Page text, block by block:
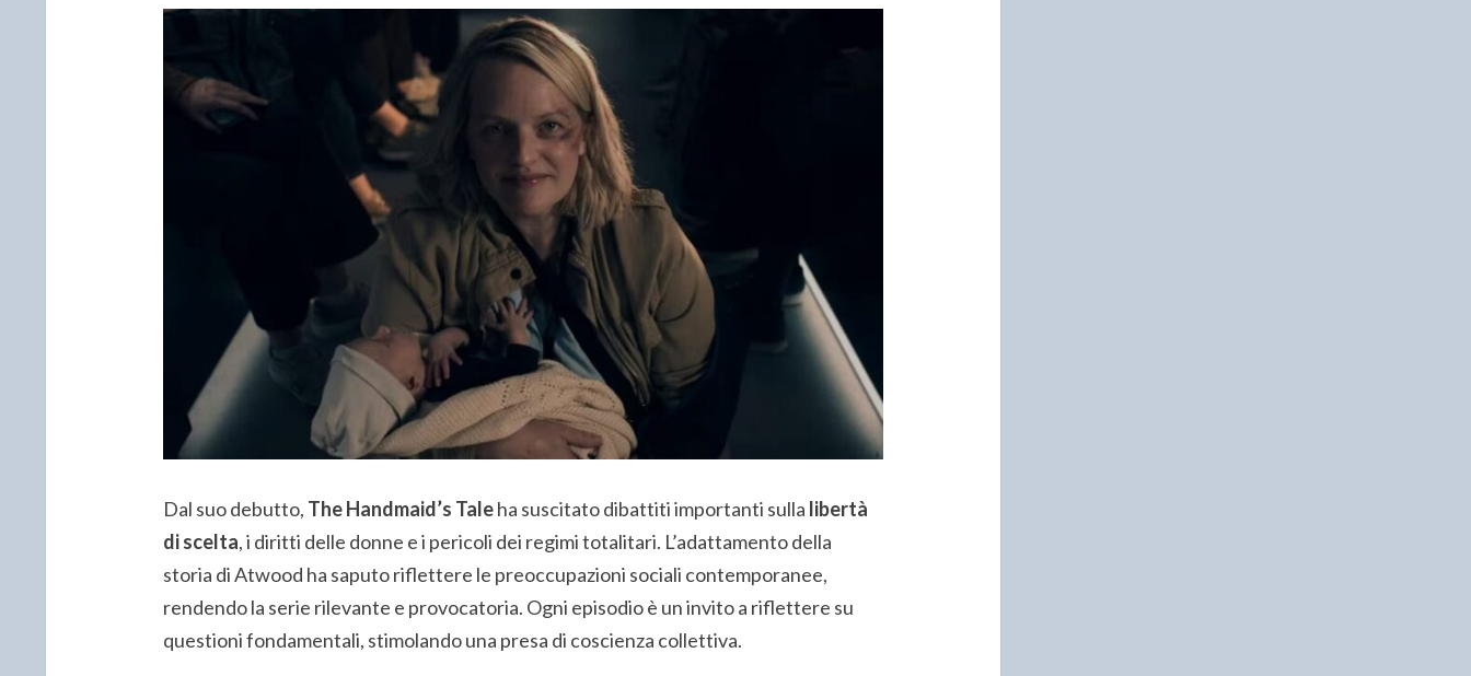
Dal suo debutto, The Handmaid’s Taleha suscitato dibattiti importanti sulla libertà
di scelta, i diritti delle donne e i pericoli dei regimi totalitari. L’adattamento della
storia di Atwood ha saputo riflettere le preoccupazioni sociali contemporanee,
rendendo la serie rilevante e provocatoria. Ogni episodio è un invito a riflettere su
questioni fondamentali, stimolando una presa di coscienza collettiva.